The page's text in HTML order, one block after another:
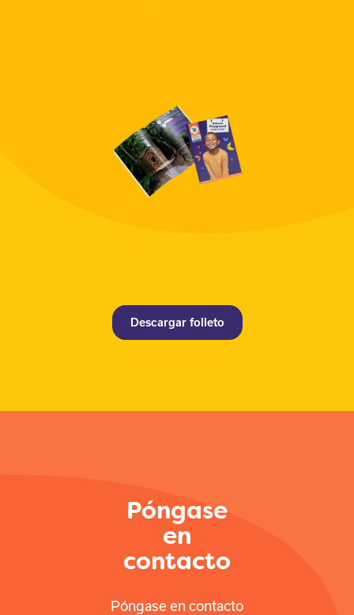
Descargar folleto
Póngase
en
contacto
Póngase en contacto